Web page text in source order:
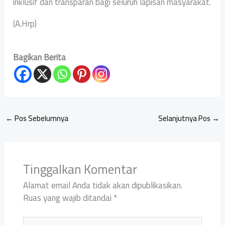
(A.Hrp)
Bagikan Berita
← Pos Sebelumnya Selanjutnya Pos →
Tinggalkan Komentar
Alamat email Anda tidak akan dipublikasikan.
Ruas yang wajib ditandai*